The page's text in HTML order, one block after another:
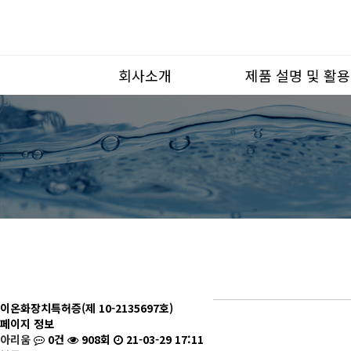
회사소개
제품 설명 및 활용
하위분류
하위분류
이온화장치특허증(제 10-2135697호)
페이지 정보
아리움
0건 908회
21-03-29 17:11